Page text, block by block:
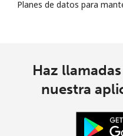
Planes de datos para
Haz
nuestra